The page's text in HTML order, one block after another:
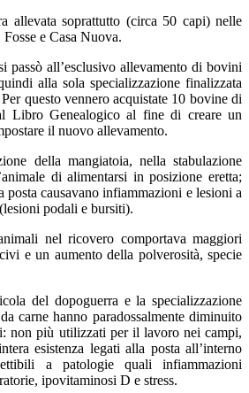
allevata soprattutto (circa 50 capi) nelle
e Casa Nuova.
passò all’esclusivo allevamento di bovini
alla sola specializzazione finalizzata
questo vennero acquistate 10 bovine di
Libro Genealogico al fine di creare un
il nuovo allevamento.
della mangiatoia, nella stabulazione
di alimentarsi in posizione eretta;
causavano infiammazioni e lesioni a
podali e bursiti).
nel ricovero comportava maggiori
e un aumento della polverosità, specie
del dopoguerra e la specializzazione
carne hanno paradossalmente diminuito
non più utilizzati per il lavoro nei campi,
esistenza legati alla posta all’interno
a patologie quali infiammazioni
ipovitaminosi D e stress.